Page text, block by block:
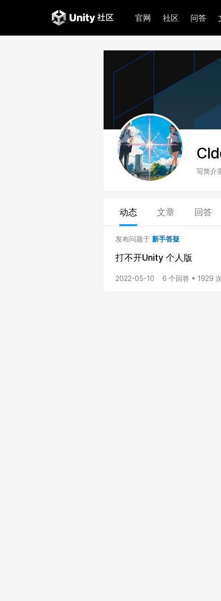
官网 社区 问答
写简介
动态 文章 回答
发布问题于 新手答疑
打不开Unity 个人版
2022-05-10 6 个回答 • 1929